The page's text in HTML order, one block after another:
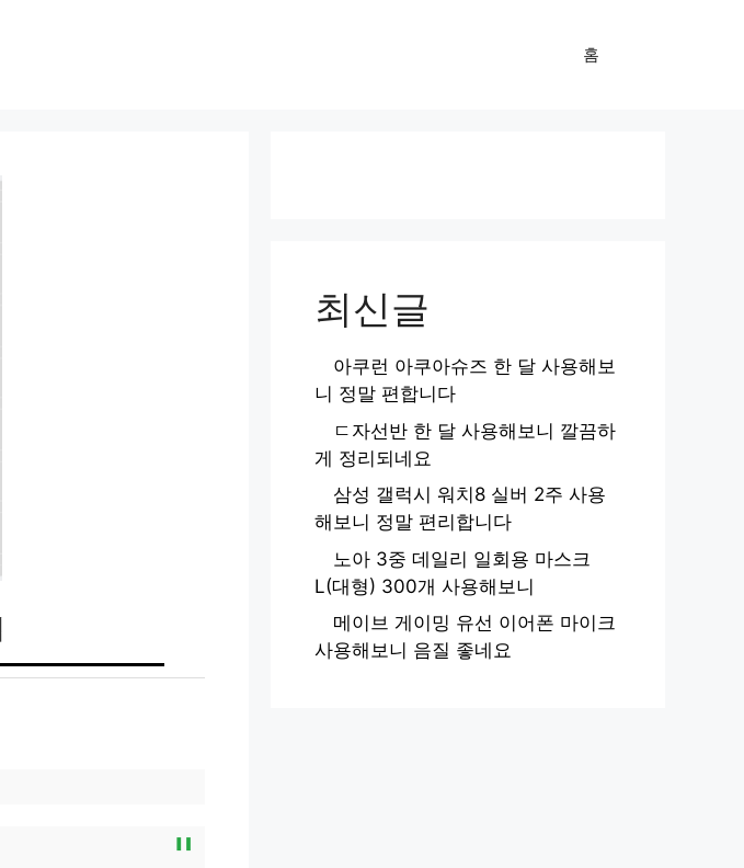
홈
최신글
아쿠런 아쿠아슈즈 한 달 사용해보
니 정말 편합니다
ㄷ자선반 한 달 사용해보니 깔끔하
게 정리되네요
삼성 갤럭시 워치8 실버 2주 사용
해보니 정말 편리합니다
노아 3중 데일리 일회용 마스크
L(대형) 300개 사용해보니
메이브 게이밍 유선 이어폰 마이크
사용해보니 음질 좋네요